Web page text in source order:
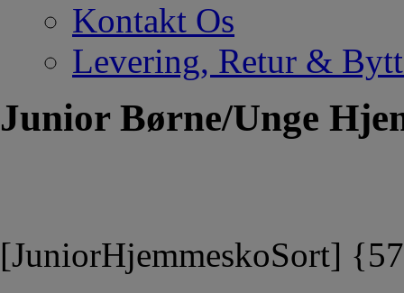
Kontakt Os
Levering, Retur &
Junior Børne/Unge
[JuniorHjemmeskoSort]